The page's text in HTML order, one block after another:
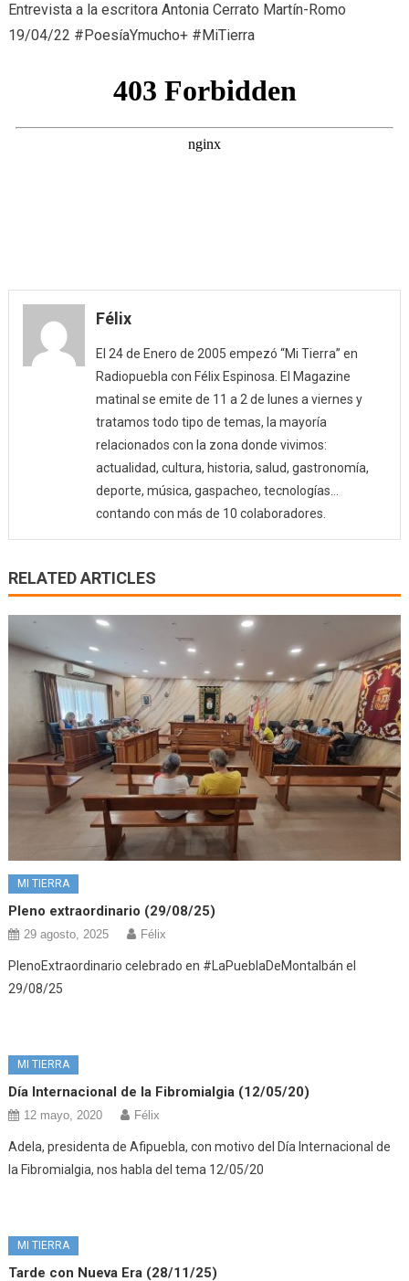
Entrevista a la escritora Antonia Cerrato Martín-Romo
19/04/22 #PoesíaYmucho+ #MiTierra
Félix
El 24 de Enero de 2005 empezó “Mi Tierra” en
Radiopuebla con Félix Espinosa. El Magazine
matinal se emite de 11 a 2 de lunes a viernes y
tratamos todo tipo de temas, la mayoría
relacionados con la zona donde vivimos:
actualidad, cultura, historia, salud, gastronomía,
deporte, música, gaspacheo, tecnologías…
contando con más de 10 colaboradores.
RELATED ARTICLES
MI TIERRA
Pleno extraordinario (29/08/25)
29 agosto, 2025 Félix
PlenoExtraordinario celebrado en #LaPueblaDeMontalbán el
29/08/25
MI TIERRA
Día Internacional de la Fibromialgia (12/05/20)
12 mayo, 2020 Félix
Adela, presidenta de Afipuebla, con motivo del Día Internacional de
la Fibromialgia, nos habla del tema 12/05/20
MI TIERRA
Tarde con Nueva Era (28/11/25)